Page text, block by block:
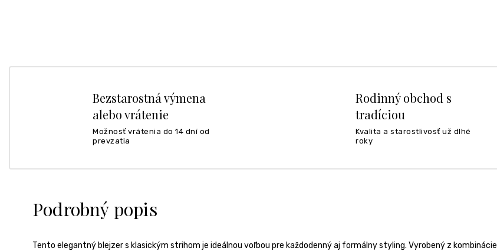
Bezstarostná výmena
alebo vrátenie
Možnosť vrátenia do 14 dní od
prevzatia
Rodinný obchod s
tradíciou
Kvalita a starostlivosť už dlhé
roky
Podrobný popis
Tento elegantný blejzer s klasickým strihom je ideálnou voľbou pre každodenný aj formálny styling. Vyrobený z kombinácie